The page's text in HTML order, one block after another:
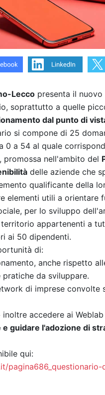
Lecco presenta il nuovo
soprattutto a quelle
dal punto di
si compone di 25
0 a 54 al quale
nell'ambito del
delle aziende che
qualificante della
elementi utili a orientare
per lo sviluppo
appartenenti a
ai 50 dipendenti.
di:
anche rispetto
da sviluppare.
di imprese convolte
accedere ai
guidare l'adozione di
qui: